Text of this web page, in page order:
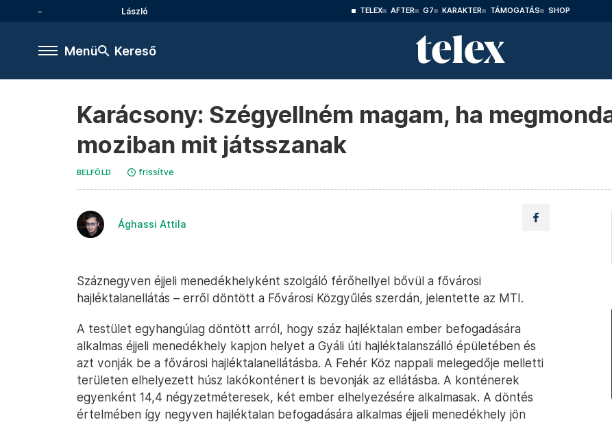
László TELEX AFTER G7 KARAKTER TÁMOGATÁS SHOP
Menü Kereső
Karácsony: Szégyellném magam, ha
moziban mit játsszanak
BELFÖLD frissítve
Ághassi Attila
Száznegyven éjjeli menedékhelyként szolgáló férőhellyel bővül a fővárosi
hajléktalanellátás – erről döntött a Fővárosi Közgyűlés szerdán, jelentette az MTI.
A testület egyhangúlag döntött arról, hogy száz hajléktalan ember befogadására
alkalmas éjjeli menedékhely kapjon helyet a Gyáli úti hajléktalanszálló épületében és
azt vonják be a fővárosi hajléktalanellátásba. A Fehér Köz nappali melegedője melletti
területen elhelyezett húsz lakókonténert is bevonják az ellátásba. A konténerek
egyenként 14,4 négyzetméteresek, két ember elhelyezésére alkalmasak. A döntés
értelmében így negyven hajléktalan befogadására alkalmas éjjeli menedékhely jön